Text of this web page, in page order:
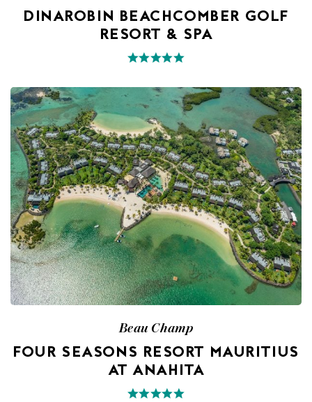
DINAROBIN BEACHCOMBER GOLF
RESORT & SPA
Beau Champ
FOUR SEASONS RESORT MAURITIUS
AT ANAHITA